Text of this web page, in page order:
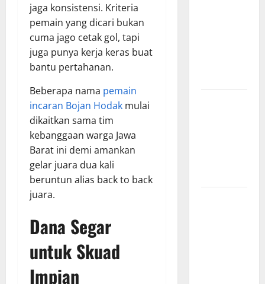
jaga konsistensi. Kriteria
pemain yang dicari bukan
cuma jago cetak gol, tapi
juga punya kerja keras buat
bantu pertahanan.
Beberapa nama pemain
incaran Bojan Hodak mulai
dikaitkan sama tim
kebanggaan warga Jawa
Barat ini demi amankan
gelar juara dua kali
beruntun alias back to back
juara.
Dana Segar
untuk Skuad
Impian